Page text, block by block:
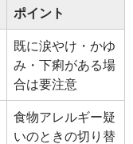
ポイント
既に涙やけ・かゆ
み・下痢がある場
合は要注意
食物アレルギー疑
いのときの切り替